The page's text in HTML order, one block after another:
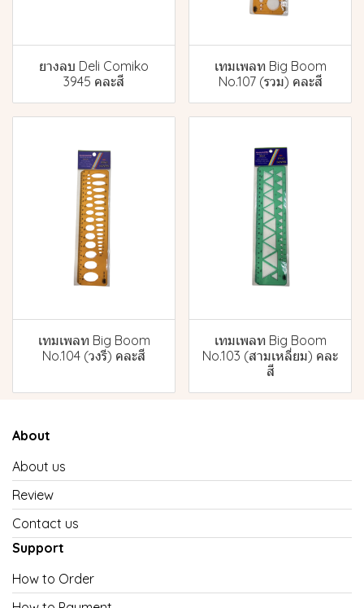
ยางลบ Deli Comiko
3945 คละสี
เทมเพลท Big Boom
No.107 (รวม) คละสี
เทมเพลท Big Boom
No.104 (วงรี) คละสี
เทมเพลท Big Boom
No.103 (สามเหลี่ยม) คละ
สี
About
About us
Review
Contact us
Support
How to Order